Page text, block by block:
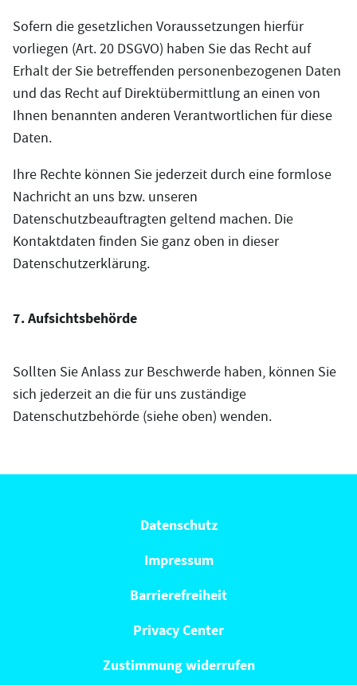
Sofern die gesetzlichen Voraussetzungen hierfür
vorliegen (Art. 20 DSGVO) haben Sie das Recht auf
Erhalt der Sie betreffenden personenbezogenen Daten
und das Recht auf Direktübermittlung an einen von
Ihnen benannten anderen Verantwortlichen für diese
Daten.
Ihre Rechte können Sie jederzeit durch eine formlose
Nachricht an uns bzw. unseren
Datenschutzbeauftragten geltend machen. Die
Kontaktdaten finden Sie ganz oben in dieser
Datenschutzerklärung.
7. Aufsichtsbehörde
Sollten Sie Anlass zur Beschwerde haben, können Sie
sich jederzeit an die für uns zuständige
Datenschutzbehörde (siehe oben) wenden.
Datenschutz
Impressum
Barrierefreiheit
Privacy Center
Zustimmung widerrufen